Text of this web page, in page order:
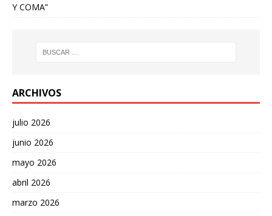
Y COMA”
ARCHIVOS
julio 2026
junio 2026
mayo 2026
abril 2026
marzo 2026